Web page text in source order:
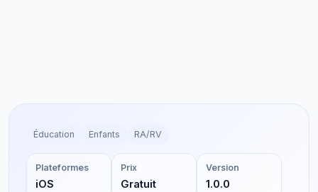
Éducation Enfants RA/RV
Plateformes
iOS
Prix
Gratuit
Version
1.0.0